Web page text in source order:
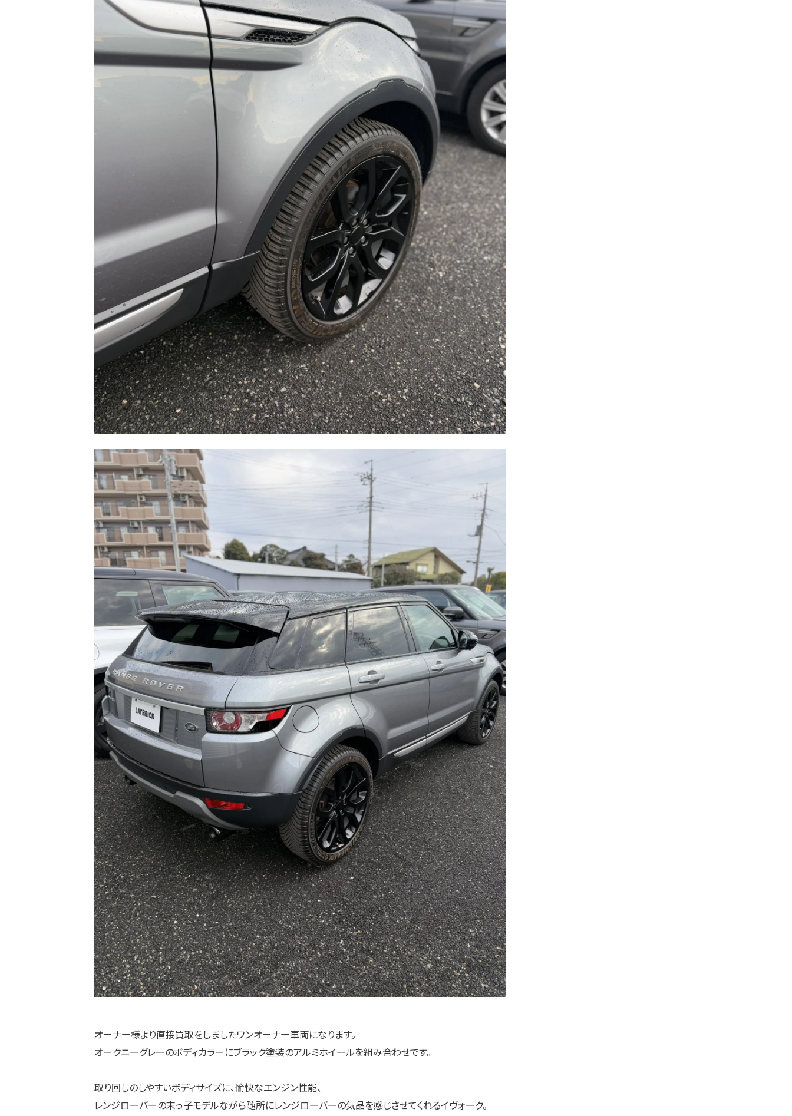
オーナー様より直接買取をしましたワンオーナー車両になります。
オークニーグレーのボディカラーにブラック塗装のアルミホイールを組み合わせです。
取り回しのしやすいボディサイズに、愉快なエンジン性能、
レンジローバーの末っ子モデルながら随所にレンジローバーの気品を感じさせてくれるイヴォーク。